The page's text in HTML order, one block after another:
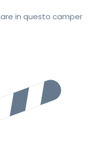
in questo camper